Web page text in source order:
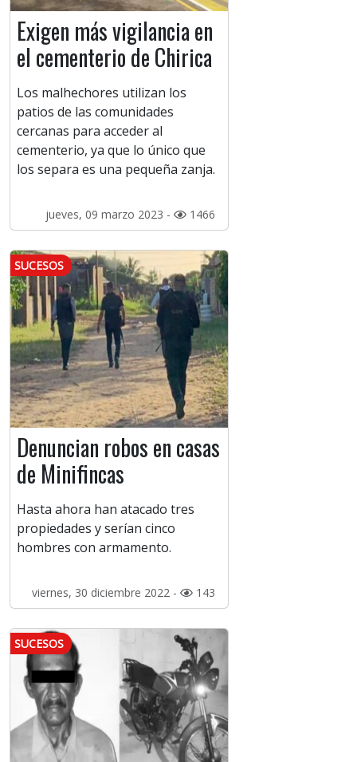
Exigen más vigilancia en
el cementerio de Chirica
Los malhechores utilizan los
patios de las comunidades
cercanas para acceder al
cementerio, ya que lo único que
los separa es una pequeña zanja.
jueves, 09 marzo 2023 - 1466
SUCESOS
Denuncian robos en casas
de Minifincas
Hasta ahora han atacado tres
propiedades y serían cinco
hombres con armamento.
viernes, 30 diciembre 2022 - 143
SUCESOS